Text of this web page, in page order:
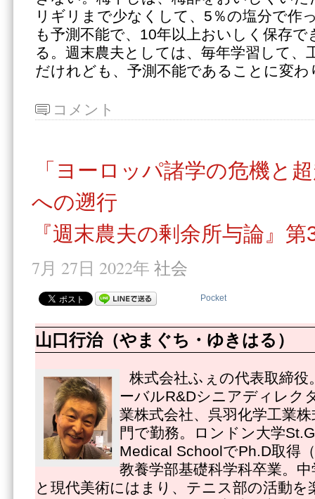
リギリまで少なくして、5％の塩分で作
も予測不能で、10年以上おいしく保存
る。週末農夫としては、毎年学習して、
だけれども、予測不能であることに変わ
コメント
「ヨーロッパ諸学の危機と
への遡行
『週末農夫の剰余所与論』第
7月 27日 2022年 社会
Pocket
山口行治（やまぐち・ゆきはる）
株式会社ふぇの代表取締
ーバルR&Dシニアディレク
業株式会社、呉羽化学工業
門で勤務。ロンドン大学
Medical SchoolでPh.D取得
教養学部基礎科学科卒業。
と現代美術にはまり、テニス部の活動を